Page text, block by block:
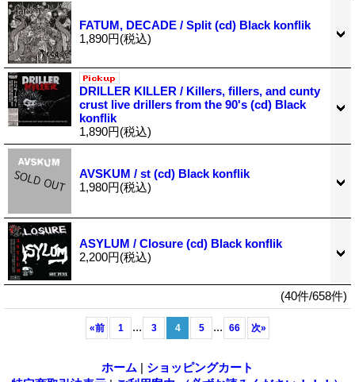
FATUM, DECADE / Split (cd) Black konflik
1,890円(税込)
DRILLER KILLER / Killers, fillers, and cunty
crust live drillers from the 90's (cd) Black
konflik
1,890円(税込)
AVSKUM / st (cd) Black konflik
1,980円(税込)
ASYLUM / Closure (cd) Black konflik
2,200円(税込)
(40件/658件)
«前 1 ... 3 4 5 ... 66 次»
ホーム | ショッピングカート